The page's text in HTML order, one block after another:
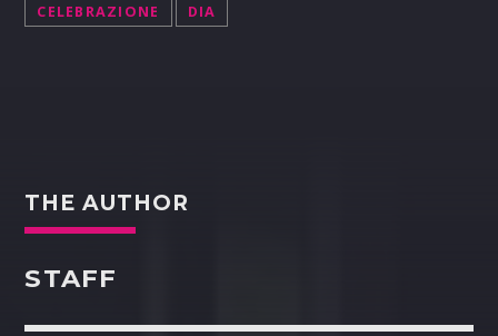
CELEBRAZIONE
DIA
THE AUTHOR
STAFF